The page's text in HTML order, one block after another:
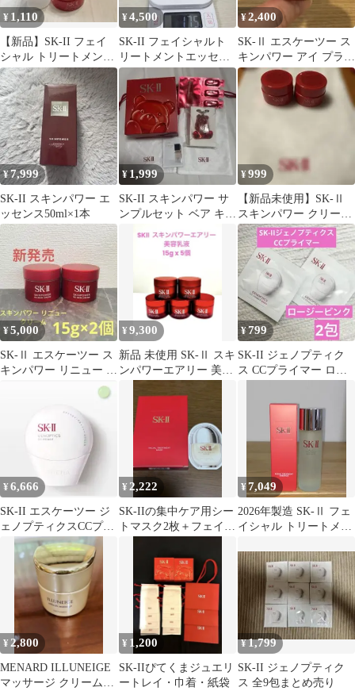
¥ 1,110
【新品】SK-II フェイ
シャル トリートメント
エッセンス ＆ クリーム
セット
¥4,500
SK-II フェイシャルト
リートメントエッセン
ス サクラ
¥2,400
SK-Ⅱ エスケーツー ス
キンパワー アイ プラス
ライン フィラー クリー
ム
¥7,999
SK-II スキンパワー エ
ッセンス50ml×1本
¥ 1,999
SK-II スキンパワー サ
ンプルセット ベア キー
¥999
【新品未使用】SK-Ⅱ
スキンパワー クリー
ム サンプル
¥5,000
SK-Ⅱ エスケーツー ス
キンパワー リニュー ク
¥9,300
新品 未使用 SK-Ⅱ スキ
ンパワーエアリー 美容
¥799
SK-II ジェノプティク
ス CCプライマー ロー
¥6,666
SK-II エスケーツー ジ
ェノプティクスCCプラ
イマー ミントグリーン
極美品
¥ 2,222
SK-IIの集中ケア用シー
トマスク2枚＋フェイシ
ラムサンプル
¥7,049
2026年製造 SK-Ⅱ フェ
イシャル トリートメン
¥ 2,800
MENARD ILLUNEIGE
マッサージ クリームに
¥ 1,200
SK-IIぴてくまジュエリ
ートレイ・巾着・紙袋
¥1,799
SK-II ジェノプティク
ス 全9包まとめ売り